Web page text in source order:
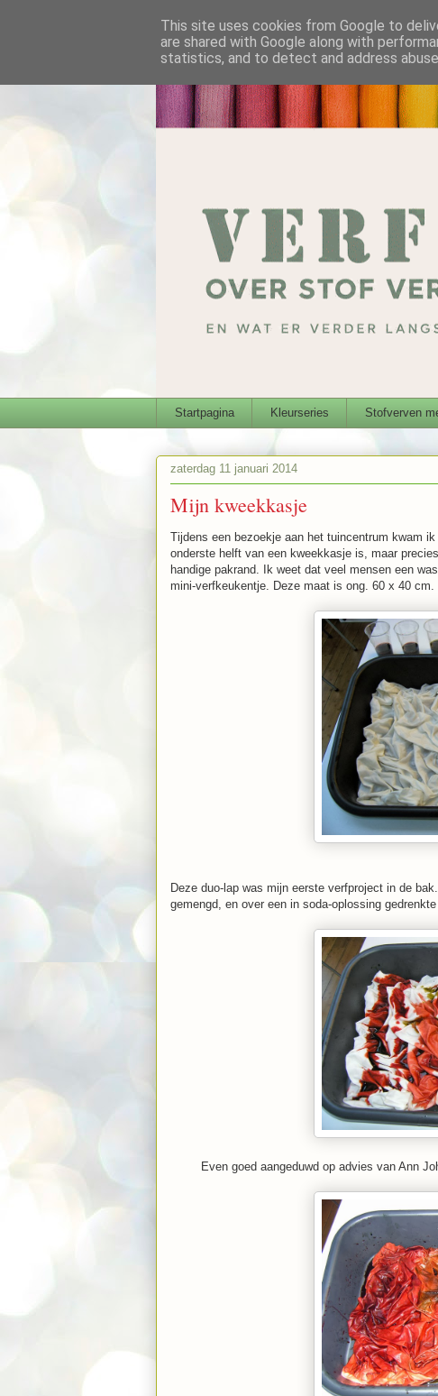
Startpagina Kleurseries Stofverven
zaterdag 11 januari 2014
Mijn kweekkasje
Tijdens een bezoekje aan het tuincentrum kwam
onderste helft van een kweekkasje is, maar
handige pakrand. Ik weet dat veel mensen een
mini-verfkeukentje. Deze maat is ong. 60 x 40 cm.
Deze duo-lap was mijn eerste verfproject in de
gemengd, en over een in soda-oplossing gedrenkte
Even goed aangeduwd op advies van Ann
This site uses cookies from Google to
are shared with Google along with
statistics, and to detect and address